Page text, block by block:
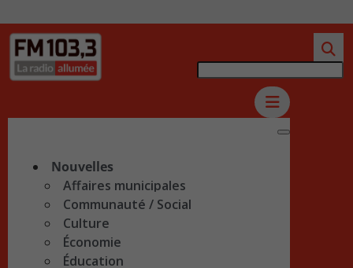
Nouvelles
Affaires municipales
Communauté / Social
Culture
Économie
Éducation